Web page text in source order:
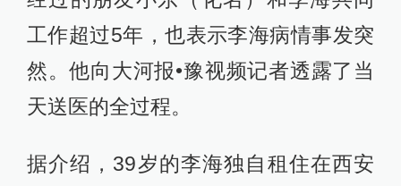
工作超过5年，也表示李海病情事发突
然。他向大河报•豫视频记者透露了当
天送医的全过程。
据介绍，39岁的李海独自租住在西安